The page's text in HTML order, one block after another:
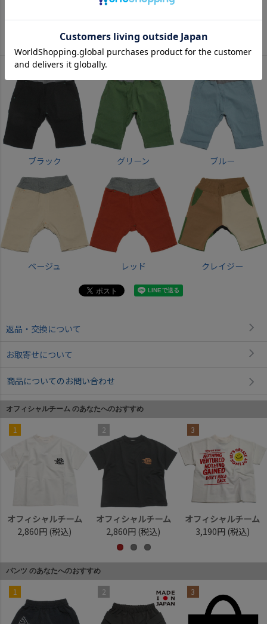
サイズ詳細について
ブラック グリーン ブルー
ベージュ レッド クレイジー
返品・交換について
お取寄せについて
商品についてのお問い合わせ
オフィシャルチーム のあなたへのおすすめ
1
オフィシャルチーム
2,860円 (税込)
2
オフィシャルチーム
2,860円 (税込)
3
オフィシャルチーム
3,190円 (税込)
パンツ のあなたへのおすすめ
1 2 3